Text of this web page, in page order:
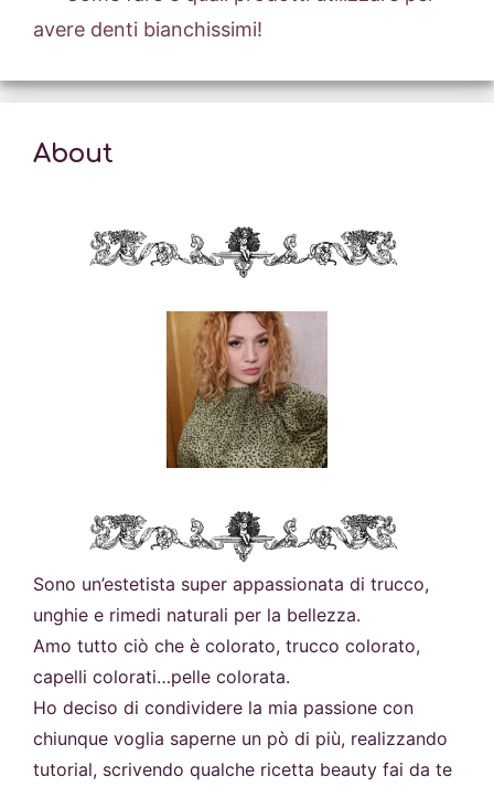
avere denti bianchissimi!
About
Sono un’estetista super appassionata di trucco,
unghie e rimedi naturali per la bellezza.
Amo tutto ciò che è colorato, trucco colorato,
capelli colorati…pelle colorata.
Ho deciso di condividere la mia passione con
chiunque voglia saperne un pò di più, realizzando
tutorial, scrivendo qualche ricetta beauty fai da te